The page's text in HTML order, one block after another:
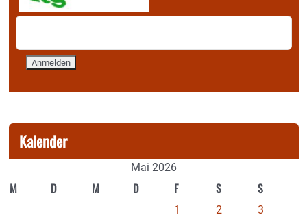
Kalender
Mai 2026
M D M D F S S
1 2
3